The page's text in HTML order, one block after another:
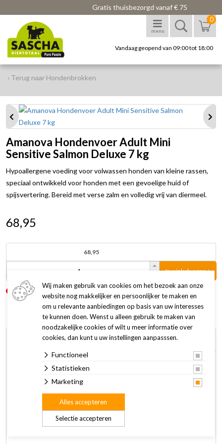
Gratis thuisbezorgd vanaf € 75
menu
0
Vandaag geopend van 09:00 tot 18:00
‹ Terug naar Hondenbrokken
Amanova Hondenvoer Adult Mini
Sensitive Salmon Deluxe 7 kg
Hypoallergene voeding voor volwassen honden van kleine rassen,
speciaal ontwikkeld voor honden met een gevoelige huid of
spijsvertering. Bereid met verse zalm en volledig vrij van diermeel.
68,95
68,95
In winkelwagen +
Niet op voorraad
Omschrijving Specificaties
Amanova Adult Mini Salmon Deluxe hondenvoer is een
heerlijke, zorgvuldig samengestelde maaltijd voor volwassen
spijsvertering. Deze super premium hondenvoeding is
hypoallergeen, bevat geen granen en is bereid met
uitsluitend verse en smaakvolle zalm.
Wij maken gebruik van cookies om het bezoek aan onze
website nog makkelijker en persoonlijker te maken en
om u relevante aanbiedingen op basis van uw interesses
te kunnen doen. Wenst u alleen gebruik te maken van
noodzakelijke cookies of wilt u meer informatie over
cookies, dan kunt u uw instellingen aanpasssen.
Functioneel
Statistieken
Marketing
Selectie accepteren
Alles accepteren